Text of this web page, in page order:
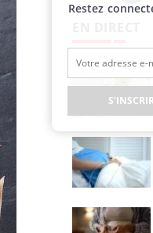
enfants :
à
les
:
meilleurs
?
une otite
?
Restez